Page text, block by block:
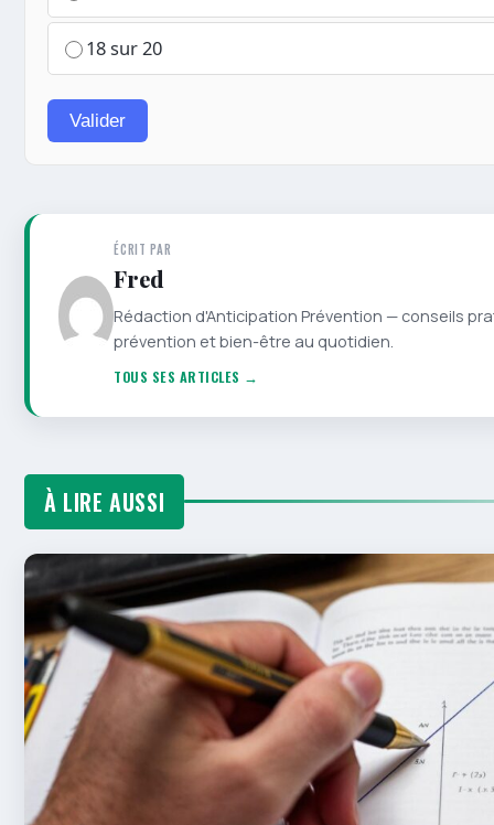
18 sur 20
Valider
ÉCRIT PAR
Fred
Rédaction d'Anticipation Prévention — conseils
prévention et bien-être au quotidien.
TOUS SES ARTICLES →
À LIRE AUSSI